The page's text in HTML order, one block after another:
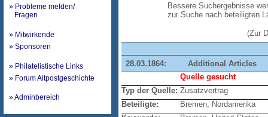
» Probleme melden/
Fragen
» Mitwirkende
» Sponsoren
» Philatelistische Links
» Forum Altpostgeschichte
» Adminbereich
Bessere Suchergebnisse
zur Suche nach beteiligten
(Zur
28.03.1864:
Additional Articles
Quelle gesucht
Typ der Quelle: Zusatzvertrag
Beteiligte:
Bremen, Nordamerika